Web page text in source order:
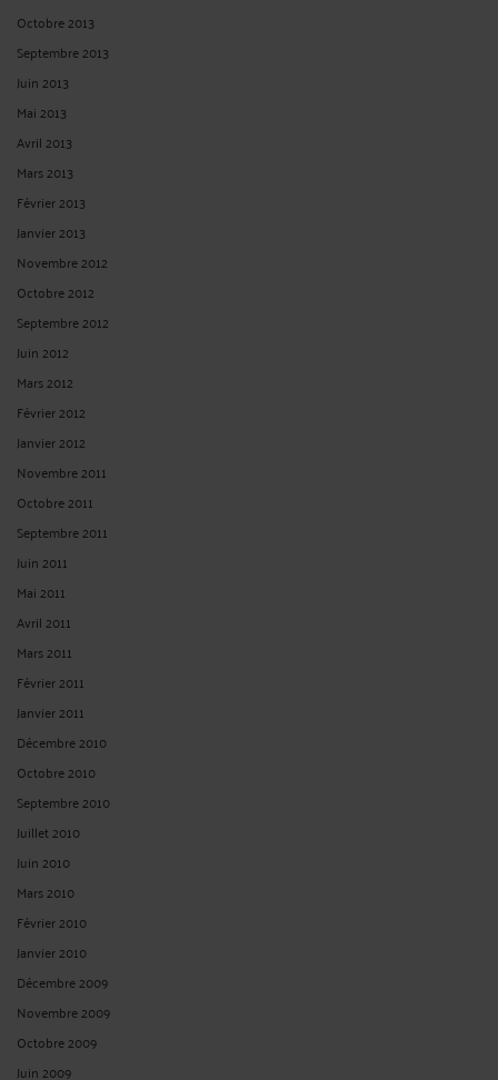
Octobre 2013
Septembre 2013
Juin 2013
Mai 2013
Avril 2013
Mars 2013
Février 2013
Janvier 2013
Novembre 2012
Octobre 2012
Septembre 2012
Juin 2012
Mars 2012
Février 2012
Janvier 2012
Novembre 2011
Octobre 2011
Septembre 2011
Juin 2011
Mai 2011
Avril 2011
Mars 2011
Février 2011
Janvier 2011
Décembre 2010
Octobre 2010
Septembre 2010
Juillet 2010
Juin 2010
Mars 2010
Février 2010
Janvier 2010
Décembre 2009
Novembre 2009
Octobre 2009
Juin 2009